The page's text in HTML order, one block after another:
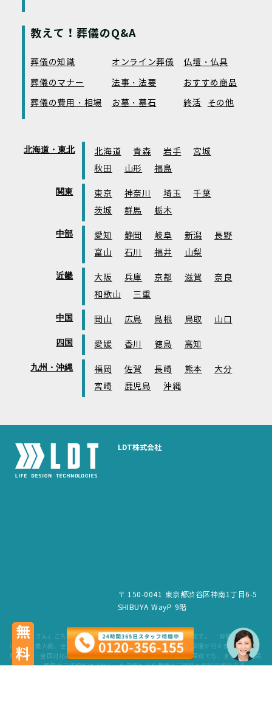
教えて！葬儀のQ&A
葬儀の知識 オンライン葬儀
仏壇・仏具
葬儀のマナー
法事・法要
おすすめ商品
葬儀の費用・相場
お墓・墓石 終活 その他
北海道・東北 北海道 青森 岩手
宮城
秋田
山形 福島
関東 東京 神奈川 埼玉
千葉
茨城
群馬 栃木
中部 愛知 静岡 岐阜 新潟
長野
富山
石川 福井 山梨
近畿 大阪 兵庫 京都 滋賀
奈良
和歌山
三重
中国 岡山 広島 島根 鳥取 山口
四国 愛媛 香川 徳島 高知
九州・沖縄 福岡 佐賀 長崎 熊本
大分
宮崎
鹿児島 沖縄
LDT株式会社
〒 150-0041 東京都渋谷区神南1丁目6-5
SHIBUYA WayP 9階
「葬儀屋さん」こちらのサービスは、LDT株式会社が運営しています。 「葬儀屋さん」
は、日本最大級、全国6,500件の葬儀場を掲載。最寄りの式場で葬儀が行えます。 24時
間365日・全国対応。スタッフが待機していますので、早朝でも深夜でも、まずはお電話
ください。 葬儀のご依頼だけでなく、お見積もりや費用のご相談も無料で承ります。
無料